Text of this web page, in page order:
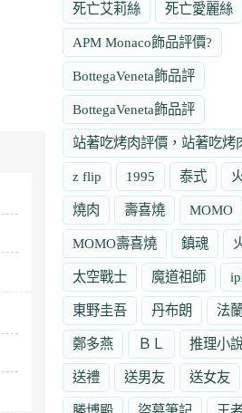
死亡艾莉絲 死亡愛麗絲
APM Monaco飾品評價?
BottegaVeneta飾品評
BottegaVeneta飾品評
站著吃烤肉評價，站著吃烤
z flip 1995 泰式
燒肉 壽喜燒 MOMO
MOMO壽喜燒 鎮魂
太空戰士 魔道祖師
東野圭吾 丹布朗 法
鄭多燕 ＢＬ 推理小
送禮 送男友 送女友